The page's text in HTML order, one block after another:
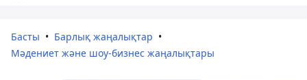
Басты
Барлық жаңалықтар
Мәдениет және шоу-бизнес жаңалықтары